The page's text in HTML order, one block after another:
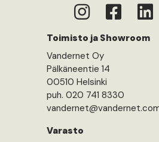
Toimisto ja Showroom
Vandernet Oy
Pälkäneentie 14
00510 Helsinki
puh. 020 741 8330
Varasto